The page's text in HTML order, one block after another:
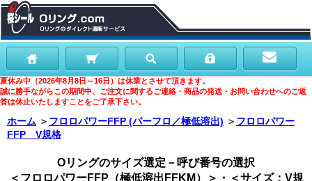
夏休み中（2026年8月8日～16日）は休業とさせて頂きます。
誠に勝手ながらこの期間中、ご注文に関するご連絡・商品の発送・お問い合わせへのご返
答は休止いたしますことをご了承下さい。
ホーム ＞ フロロパワーFFP (パーフロ／極低溶出) ＞ フロロパワー
FFP V規格
Oリングのサイズ選定－呼び番号の選択
＜フロロパワーFFP（極低溶出FFKM）＞・＜サイズ：V規